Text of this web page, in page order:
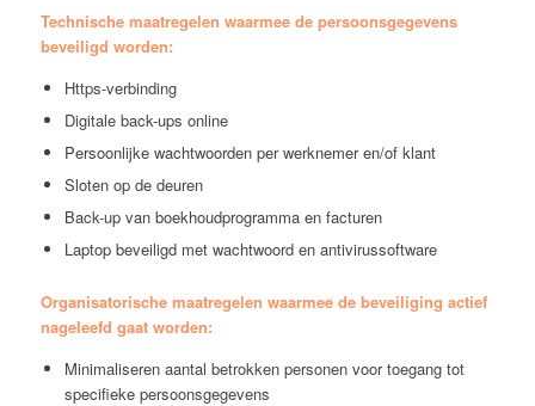
Technische maatregelen waarmee de persoonsgegevens
beveiligd worden:
Https-verbinding
Digitale back-ups online
Persoonlijke wachtwoorden per werknemer en/of klant
Sloten op de deuren
Back-up van boekhoudprogramma en facturen
Laptop beveiligd met wachtwoord en antivirussoftware
Organisatorische maatregelen waarmee de beveiliging actief
nageleefd gaat worden:
Minimaliseren aantal betrokken personen voor toegang tot
specifieke persoonsgegevens